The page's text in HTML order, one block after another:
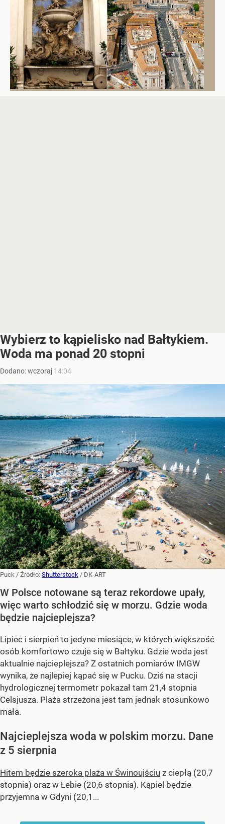
Wybierz to kąpielisko nad Bałtykiem.
Woda ma ponad 20 stopni
Dodano:wczoraj 14:04
Puck / Źródło: Shutterstock / DK-ART
W Polsce notowane są teraz rekordowe upały,
więc warto schłodzić się w morzu. Gdzie woda
będzie najcieplejsza?
Lipiec i sierpień to jedyne miesiące, w których większość
osób komfortowo czuje się w Bałtyku. Gdzie woda jest
aktualnie najcieplejsza? Z ostatnich pomiarów IMGW
wynika, że najlepiej kąpać się w Pucku. Dziś na stacji
hydrologicznej termometr pokazał tam 21,4 stopnia
Celsjusza. Plaża strzeżona jest tam jednak stosunkowo
mała.
Najcieplejsza woda w polskim morzu. Dane
z 5 sierpnia
Hitem będzie szeroka plaża w Świnoujściu z ciepłą (20,7
stopnia) oraz w Łebie (20,6 stopnia). Kąpiel będzie
przyjemna w Gdyni (20,1...